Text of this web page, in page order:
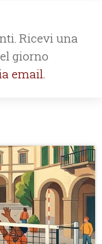
Ricevi una
giorno
email.